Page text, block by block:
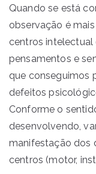
Quando se está
observação é
centros intelectual
pensamentos e
que conseguimos
defeitos
Conforme o
desenvolvendo,
manifestação dos
centros (motor,